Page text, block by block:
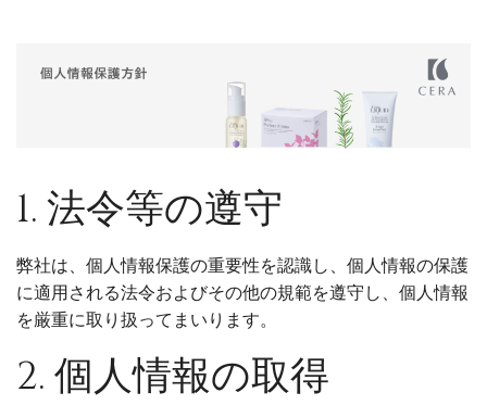
1. 法令等の遵守
弊社は、個人情報保護の重要性を認識し、個人情報の保護
に適用される法令およびその他の規範を遵守し、個人情報
を厳重に取り扱ってまいります。
2. 個人情報の取得